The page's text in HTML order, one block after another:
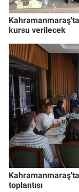
kursu verilecek
toplantısı